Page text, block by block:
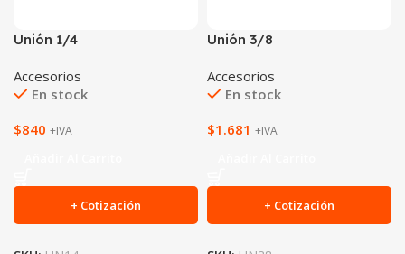
Unión 1/4
Accesorios
En stock
$840 +IVA
+ Cotización
Unión 3/8
Accesorios
En stock
$1.681 +IVA
+ Cotización